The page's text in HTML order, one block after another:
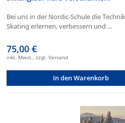
Bei uns in der Nordic-Schule die
Skating erlernen, verbessern und ...
75,00 €
inkl. Mwst., zzgl. Versand
In den Warenkorb